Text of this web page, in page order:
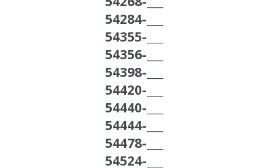
54284-___
54355-___
54356-___
54398-___
54420-___
54440-___
54444-___
54478-___
54524-___